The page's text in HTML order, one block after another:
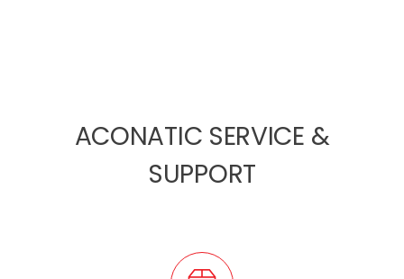
ACONATIC SERVICE &
SUPPORT